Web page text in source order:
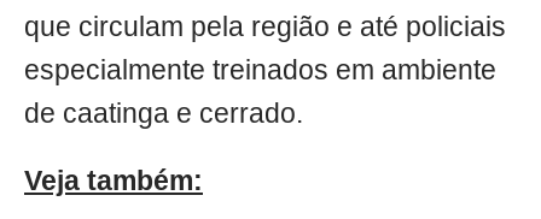
que circulam pela região e até policiais
especialmente treinados em ambiente
de caatinga e cerrado.
Veja também: